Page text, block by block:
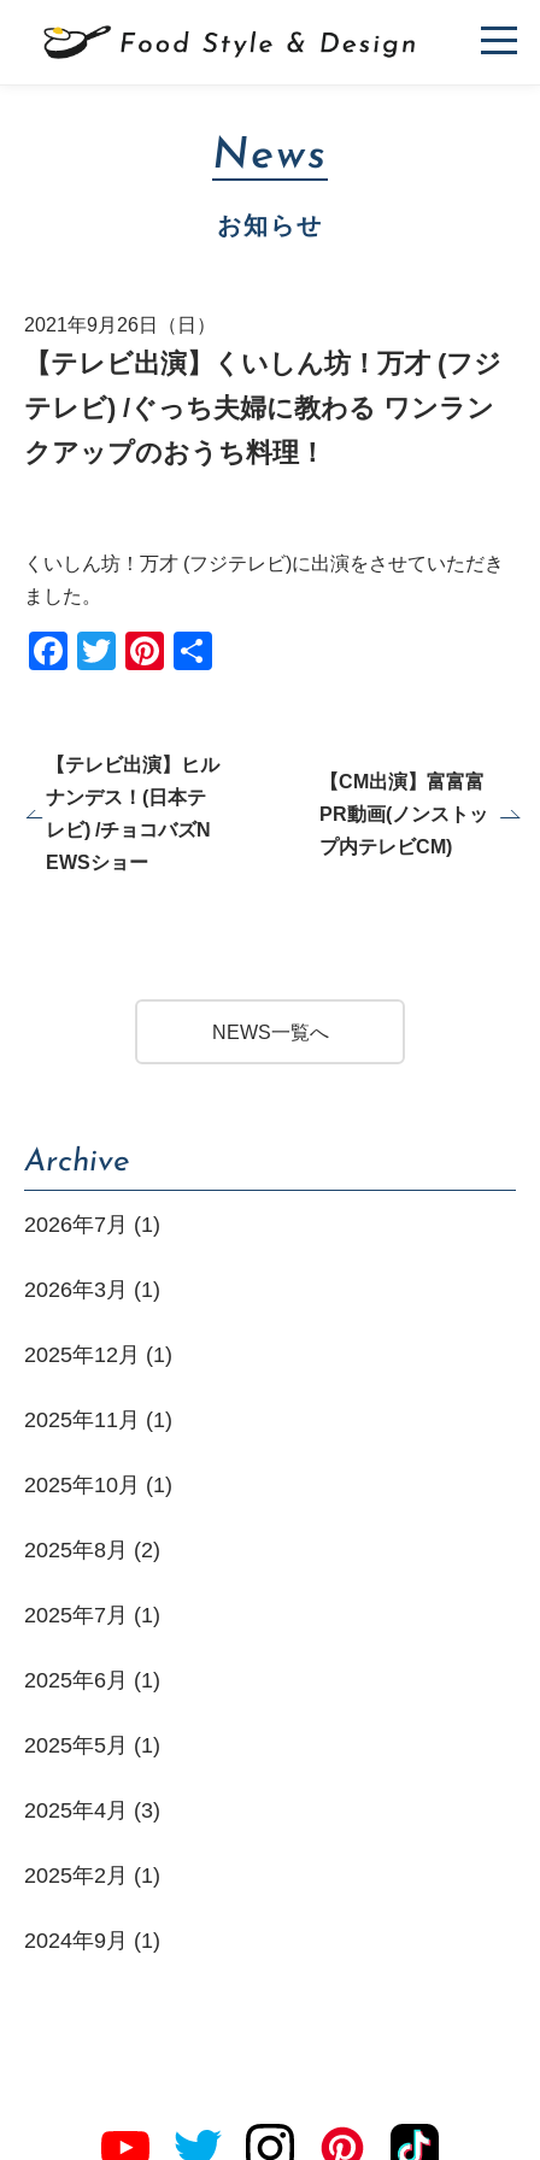
News
お知らせ
2021年9月26日（日）
【テレビ出演】くいしん坊！万才 (フジ
テレビ) /ぐっち夫婦に教わる ワンラン
クアップのおうち料理！
くいしん坊！万才 (フジテレビ)に出演をさせていただき
ました。
F
e
b
o
o
T
er
Pi
e
st
【テレビ出演】ヒル
ナンデス！(日本テ
レビ) /チョコバズN
EWSショー
【CM出演】富富富
PR動画(ノンストッ
プ内テレビCM)
NEWS一覧へ
Archive
2026年7月 (1)
2026年3月 (1)
2025年12月 (1)
2025年11月 (1)
2025年10月 (1)
2025年8月 (2)
2025年7月 (1)
2025年6月 (1)
2025年5月 (1)
2025年4月 (3)
2025年2月 (1)
2024年9月 (1)
HOME